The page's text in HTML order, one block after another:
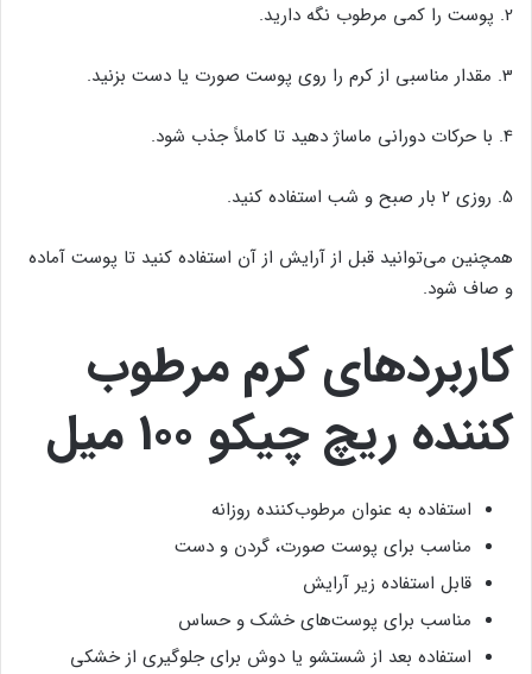
2. پوست را کمی مرطوب نگه دارید.
3. مقدار مناسبی از کرم را روی پوست صورت یا دست بزنید.
4. با حرکات دورانی ماساژ دهید تا کاملاً جذب شود.
5. روزی ۲ بار صبح و شب استفاده کنید.
همچنین می‌توانید قبل از آرایش از آن استفاده کنید تا پوست آماده
و صاف شود.
کاربردهای کرم مرطوب
کننده ریچ چیکو 100 میل
استفاده به عنوان مرطوب‌کننده روزانه
مناسب برای پوست صورت، گردن و دست
قابل استفاده زیر آرایش
مناسب برای پوست‌های خشک و حساس
استفاده بعد از شستشو یا دوش برای جلوگیری از خشکی